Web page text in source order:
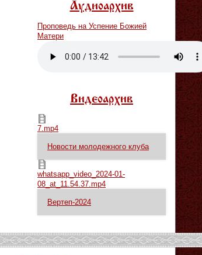
Аудиоархив
Проповедь на Успение Божией
Матери
Видеоархив
7.mp4
7.mp4
Новости молодежного клуба
whatsapp_video_2024-01-08_at_11.54.37.mp4
whatsapp_video_2024-01-
08_at_11.54.37.mp4
Вертеп-2024